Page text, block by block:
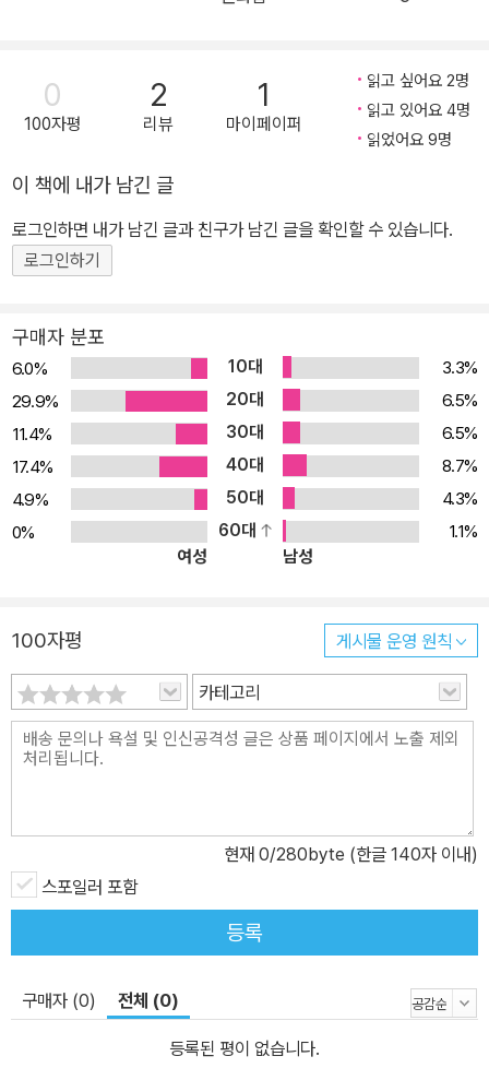
0
100자평
2
리뷰
1
마이페이퍼
읽고 싶어요 2명
읽고 있어요 4명
읽었어요 9명
이 책에 내가 남긴 글
로그인하면 내가 남긴 글과 친구가 남긴 글을 확인할 수 있습니다.
로그인하기
구매자 분포
6.0% 10대
3.3%
29.9%
20대
6.5%
11.4%
30대
6.5%
17.4%
40대
8.7%
4.9%
50대
4.3%
0%
60대
1.1%
여성
남성
100자평 게시물 운영 원칙
카테고리
현재 0/280byte (한글 140자 이내)
스포일러 포함
등록
구매자 (0) 전체 (0)
등록된 평이 없습니다.